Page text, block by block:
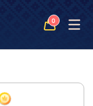
0
Open